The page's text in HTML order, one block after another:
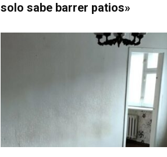
solo sabe barrer patios»